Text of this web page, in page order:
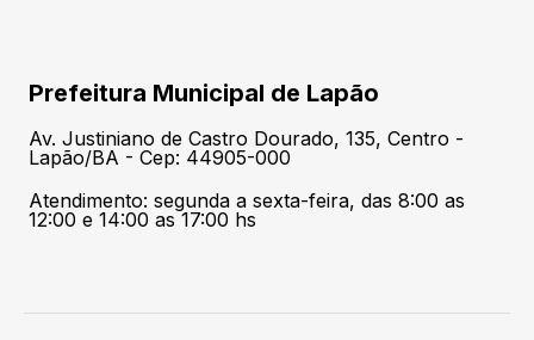
Prefeitura Municipal de Lapão
Av. Justiniano de Castro Dourado, 135, Centro -
Lapão/BA - Cep: 44905-000
Atendimento: segunda a sexta-feira, das 8:00 as
12:00 e 14:00 as 17:00 hs